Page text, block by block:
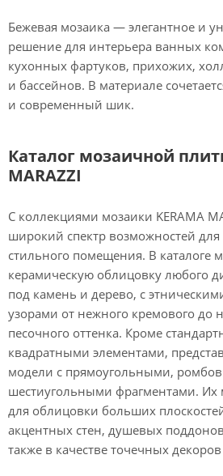
Бежевая мозаика — элегантное и
решение для интерьера ванных
кухонных фартуков, прихожих,
и бассейнов. В материале
и современный шик.
Каталог мозаичной
MARAZZI
С коллекциями мозаики KERAMA
широкий спектр возможностей для
стильного помещения. В каталоге
керамическую облицовку любого
под камень и дерево, с
узорами от нежного кремового до
песочного оттенка. Кроме
квадратными элементами,
модели с прямоугольными,
шестиугольными фрагментами. Их
для облицовки больших
акцентных стен, душевых
также в качестве точечных